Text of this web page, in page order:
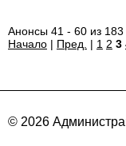
Анонсы 41 - 60 из 183
Начало | Пред. | 1 2 3
© 2026